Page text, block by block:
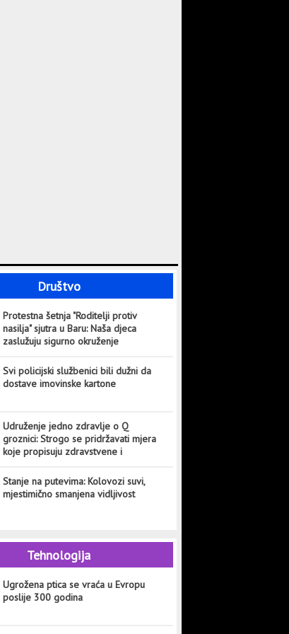
Društvo
Protestna šetnja "Roditelji protiv
nasilja" sjutra u Baru: Naša djeca
zaslužuju sigurno okruženje
Svi policijski službenici bili dužni da
dostave imovinske kartone
Udruženje jedno zdravlje o Q
groznici: Strogo se pridržavati mjera
koje propisuju zdravstvene i
Stanje na putevima: Kolovozi suvi,
mjestimično smanjena vidljivost
Tehnologija
Ugrožena ptica se vraća u Evropu
poslije 300 godina